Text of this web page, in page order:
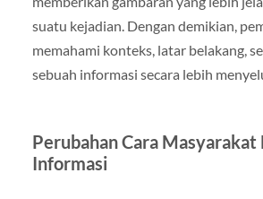
suatu kejadian. Dengan demikian,
memahami konteks, latar belakang,
sebuah informasi secara lebih
Perubahan Cara Masyarakat
Informasi